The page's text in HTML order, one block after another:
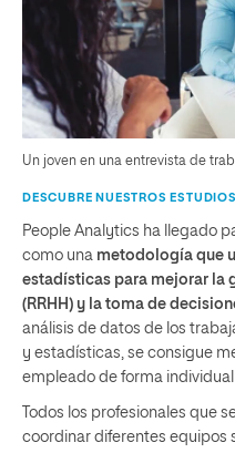
Un joven en una entrevista de
DESCUBRE NUESTROS
People Analytics ha llegado
como una metodología que
estadísticas para mejorar la
(RRHH) y la toma de
análisis de datos de los
y estadísticas, se consigue
empleado de forma
Todos los profesionales que
coordinar diferentes equipos